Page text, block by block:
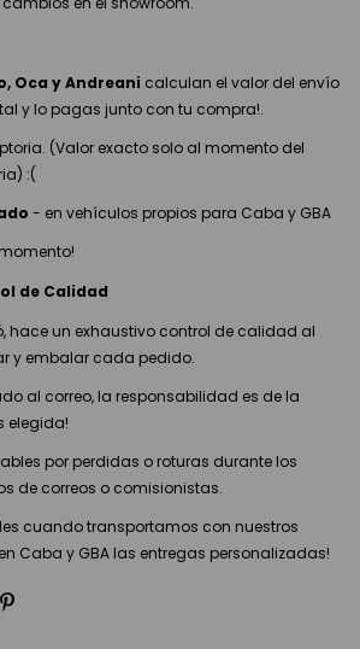
Oca y Andreani calculan el valor del envío
y lo pagas junto con tu compra!.
(Valor exacto solo al momento del
:(
- en vehículos propios para Caba y GBA
de Calidad
hace un exhaustivo control de calidad al
y embalar cada pedido.
al correo, la responsabilidad es de la
elegida!
por perdidas o roturas durante los
de correos o comisionistas.
cuando transportamos con nuestros
Caba y GBA las entregas personalizadas!